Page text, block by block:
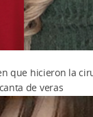
que hicieron la
de veras